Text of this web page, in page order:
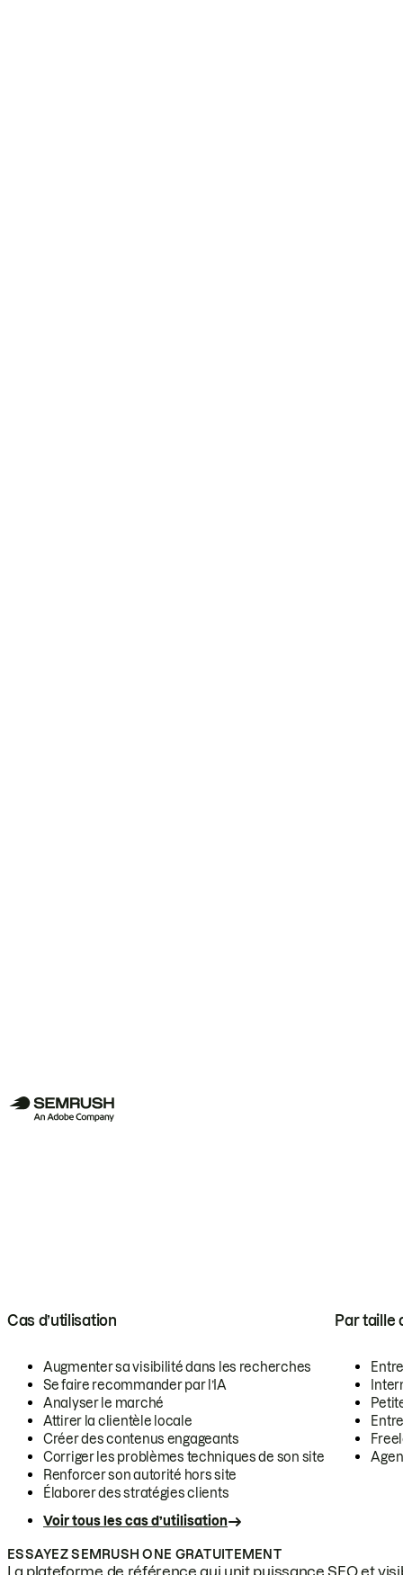
Cas d’utilisation
Augmenter sa visibilité dans les recherches
Se faire recommander par l’IA
Analyser le marché
Attirer la clientèle locale
Créer des contenus engageants
Corriger les problèmes techniques de son site
Renforcer son autorité hors site
Élaborer des stratégies clients
Voir tous les cas d’utilisation
Par taille
ESSAYEZ SEMRUSH ONE GRATUITEMENT
La plateforme de référence qui unit puissance SEO et